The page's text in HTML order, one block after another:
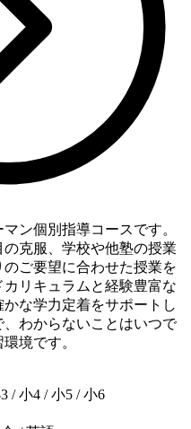
ン個別指導コースです。
克服、学校や他塾の授業
ご要望に合わせた授業を
リキュラムと経験豊富な
な学力定着をサポートし
わからないことはいつで
境です。
/ 小4 / 小5 / 小6